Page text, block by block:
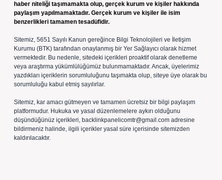
haber niteliği taşımamakta olup, gerçek kurum ve kişiler hakkında
paylaşım yapılmamaktadır. Gerçek kurum ve kişiler ile isim
benzerlikleri tamamen tesadüfidir.
Sitemiz, 5651 Sayılı Kanun gereğince Bilgi Teknolojileri ve İletişim
Kurumu (BTK) tarafından onaylanmış bir Yer Sağlayıcı olarak hizmet
vermektedir. Bu nedenle, sitedeki içerikleri proaktif olarak denetleme
veya araştırma yükümlülüğümüz bulunmamaktadır. Ancak, üyelerimiz
yazdıkları içeriklerin sorumluluğunu taşımakta olup, siteye üye olarak bu
sorumluluğu kabul etmiş sayılırlar.
Sitemiz, kar amacı gütmeyen ve tamamen ücretsiz bir bilgi paylaşım
platformudur. Hukuka ve yasal düzenlemelere aykırı olduğunu
düşündüğünüz içerikleri, backlinkpanelicomtr@gmail.com adresine
bildirmeniz halinde, ilgili içerikler yasal süre içerisinde sitemizden
kaldırılacaktır.